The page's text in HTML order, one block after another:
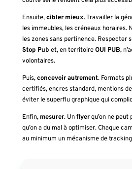
Ensuite,cibler mieux. Travailler la
les immeubles, les créneaux horaires.
les zones sans pertinence. Respecter
Stop Pub et, en territoireOUI PUB,
volontaires.
Puis,concevoir autrement. Formats
certifiés, encres standard, mentions
éviter le superflu graphique qui
Enfin, mesurer. Unflyerqu’on ne peut
qu’on a du mal à optimiser. Chaque
au minimum un mécanisme de